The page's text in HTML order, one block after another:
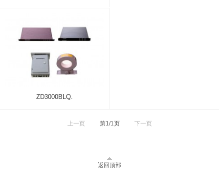
ZD3000BLQ.
上一页 第1/1页 下一页
返回顶部